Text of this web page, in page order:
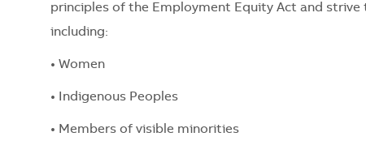
principles of the Employment Equity Act and
including:
• Women
• Indigenous Peoples
• Members of visible minorities